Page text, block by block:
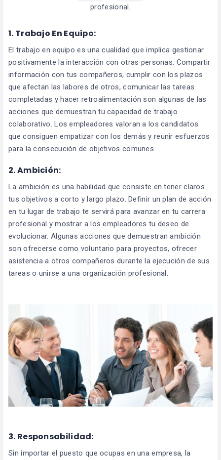
profesional.
1. Trabajo En Equipo:
El trabajo en equipo es una cualidad que implica gestionar
positivamente la interacción con otras personas. Compartir
información con tus compañeros, cumplir con los plazos
que afectan las labores de otros, comunicar las tareas
completadas y hacer retroalimentación son algunas de las
acciones que demuestran tu capacidad de trabajo
colaborativo. Los empleadores valoran a los candidatos
que consiguen empatizar con los demás y reunir esfuerzos
para la consecución de objetivos comunes.
2. Ambición:
La ambición es una habilidad que consiste en tener claros
tus objetivos a corto y largo plazo. Definir un plan de acción
en tu lugar de trabajo te servirá para avanzar en tu carrera
profesional y mostrar a los empleadores tu deseo de
evolucionar. Algunas acciones que demuestran ambición
son ofrecerse como voluntario para proyectos, ofrecer
asistencia a otros compañeros durante la ejecución de sus
tareas o unirse a una organización profesional.
3. Responsabilidad:
Sin importar el puesto que ocupas en una empresa, la